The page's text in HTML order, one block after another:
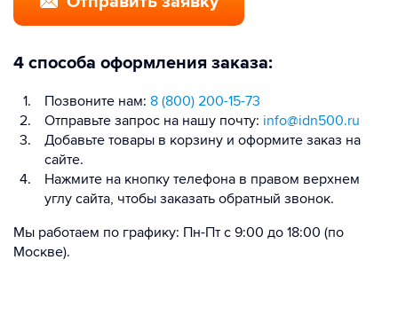
4 способа оформления заказа:
Позвоните нам: 8 (800) 200-15-73
Отправьте запрос на нашу почту: info@idn500.ru
Добавьте товары в корзину и оформите заказ на
сайте.
Нажмите на кнопку телефона в правом верхнем
углу сайта, чтобы заказать обратный звонок.
Мы работаем по графику: Пн-Пт с 9:00 до 18:00 (по
Москве).